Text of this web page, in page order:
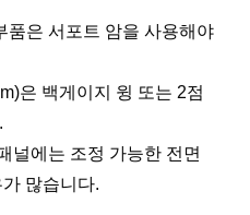
품은 서포트 암을 사용해야
은 백게이지 윙 또는 2점
널에는 조정 가능한 전면
많습니다.